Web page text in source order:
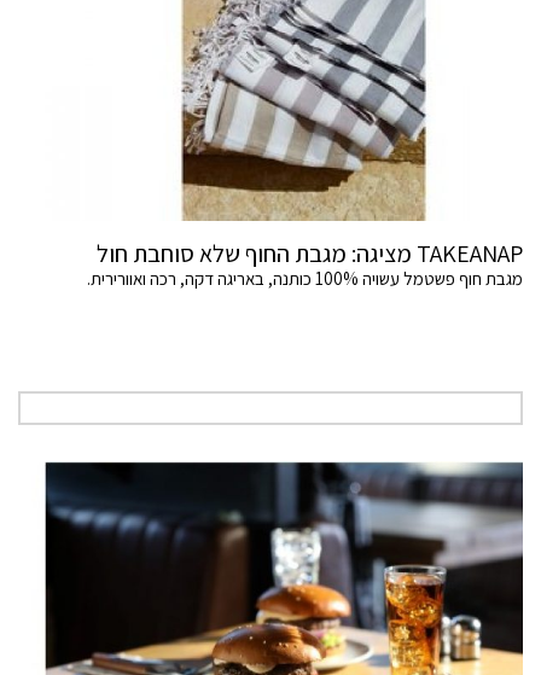
TAKEANAP מציגה: מגבת החוף שלא סוחבת חול
מגבת חוף פשטמל עשויה 100% כותנה, באריגה דקה, רכה ואוורירית.